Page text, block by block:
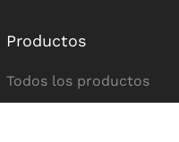
Productos
Todos los productos